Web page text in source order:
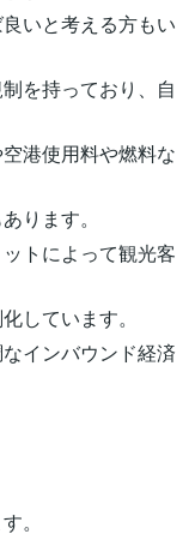
いと考える方もい
を持っており、自
港使用料や燃料な
ります。
トによって観光客
しています。
インバウンド経済
。